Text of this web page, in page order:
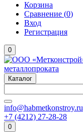
Корзина
Сравнение (0)
Вход
Регистрация
0
Каталог
info@habmetkonstroy.ru
+7 (4212) 27-28-28
0